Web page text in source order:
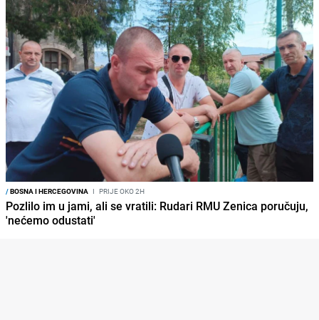
/BOSNA I HERCEGOVINA I PRIJE OKO 2H
Pozlilo im u jami, ali se vratili: Rudari RMU Zenica poručuju,
'nećemo odustati'